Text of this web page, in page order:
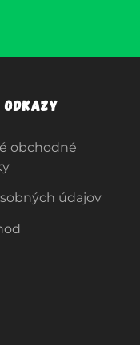
obchodné
údajov